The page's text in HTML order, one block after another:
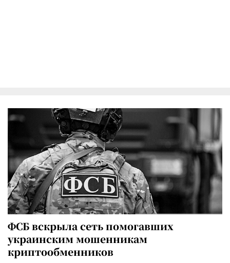
ФСБ вскрыла сеть помогавших
украинским мошенникам
криптообменников